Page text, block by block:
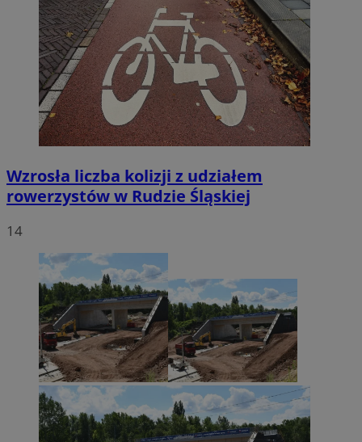
Wzrosła liczba kolizji z udziałem
rowerzystów w Rudzie Śląskiej
14